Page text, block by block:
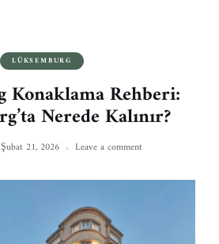
LÜKSEMBURG
Konaklama Rehberi:
Nerede Kalınır?
Şubat 21, 2026 Leave a comment